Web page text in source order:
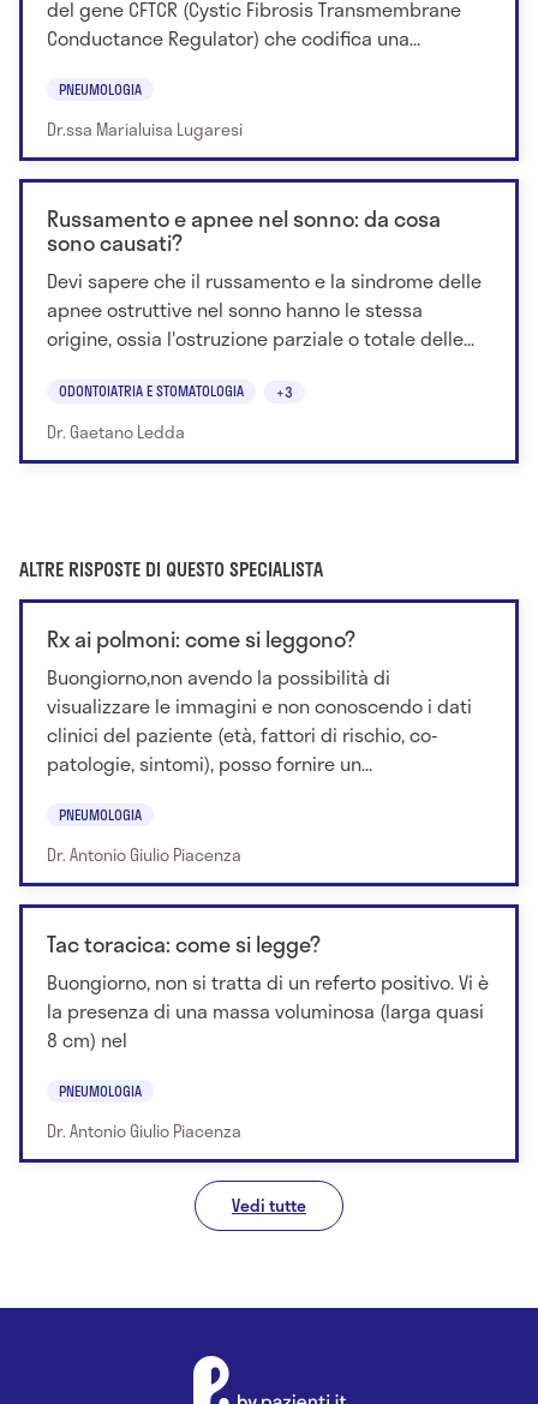
del gene CFTCR (Cystic Fibrosis Transmembrane
Conductance Regulator) che codifica una...
PNEUMOLOGIA
Dr.ssa Marialuisa Lugaresi
Russamento e apnee nel sonno: da cosa
sono causati?
Devi sapere che il russamento e la sindrome delle
apnee ostruttive nel sonno hanno le stessa
origine, ossia l'ostruzione parziale o totale delle...
ODONTOIATRIA E STOMATOLOGIA +3
Dr. Gaetano Ledda
ALTRE RISPOSTE DI QUESTO SPECIALISTA
Rx ai polmoni: come si leggono?
Buongiorno,non avendo la possibilità di
visualizzare le immagini e non conoscendo i dati
clinici del paziente (età, fattori di rischio, co-
patologie, sintomi), posso fornire un...
PNEUMOLOGIA
Dr. Antonio Giulio Piacenza
Tac toracica: come si legge?
Buongiorno, non si tratta di un referto positivo. Vi è
la presenza di una massa voluminosa (larga quasi
8 cm) nel
PNEUMOLOGIA
Dr. Antonio Giulio Piacenza
Vedi tutte